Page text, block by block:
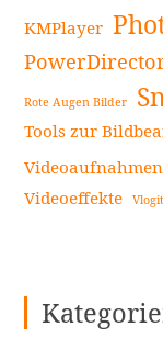
KMPlayer
Rote Augen Bilder
Tools zur
Videoeffekte Vlogit